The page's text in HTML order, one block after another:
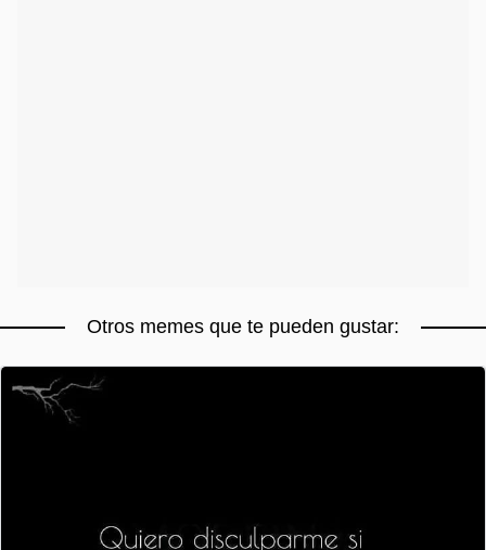
Otros memes que te pueden gustar: